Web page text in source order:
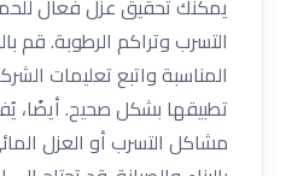
يمكنك تحقيق عزل فعال
التسرب وتراكم الرطوبة. قم
المناسبة واتبع تعليمات
تطبيقها بشكل صحيح. أيضًا،
مشاكل التسرب أو العزل